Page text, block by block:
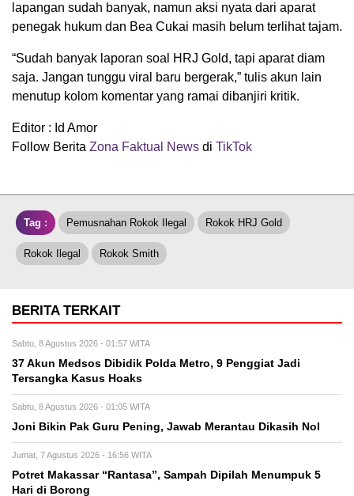
lapangan sudah banyak, namun aksi nyata dari aparat
penegak hukum dan Bea Cukai masih belum terlihat tajam.
“Sudah banyak laporan soal HRJ Gold, tapi aparat diam
saja. Jangan tunggu viral baru bergerak,” tulis akun lain
menutup kolom komentar yang ramai dibanjiri kritik.
Editor : Id Amor
Follow Berita Zona Faktual News di TikTok
Tag : Pemusnahan Rokok Ilegal Rokok HRJ Gold
Rokok Ilegal Rokok Smith
BERITA TERKAIT
Sabtu, 8 Agustus 2026 - 01:57 WITA
37 Akun Medsos Dibidik Polda Metro, 9 Penggiat Jadi
Tersangka Kasus Hoaks
Sabtu, 8 Agustus 2026 - 01:05 WITA
Joni Bikin Pak Guru Pening, Jawab Merantau Dikasih Nol
Jumat, 7 Agustus 2026 - 16:56 WITA
Potret Makassar “Rantasa”, Sampah Dipilah Menumpuk 5
Hari di Borong